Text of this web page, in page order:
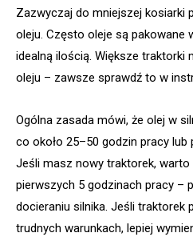
Zazwyczaj do mniejszej kosiarki
oleju. Często oleje są pakowane
idealną ilością. Większe traktorki
oleju – zawsze sprawdź to w
Ogólna zasada mówi, że olej w
co około 25–50 godzin pracy lub
Jeśli masz nowy traktorek, warto
pierwszych 5 godzinach pracy –
docieraniu silnika. Jeśli traktorek
trudnych warunkach, lepiej